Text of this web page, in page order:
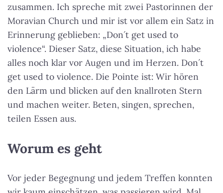
zusammen. Ich spreche mit zwei Pastorinnen der
Moravian Church und mir ist vor allem ein Satz in
Erinnerung geblieben: „Don´t get used to
violence“. Dieser Satz, diese Situation, ich habe
alles noch klar vor Augen und im Herzen. Don´t
get used to violence. Die Pointe ist: Wir hören
den Lärm und blicken auf den knallroten Stern
und machen weiter. Beten, singen, sprechen,
teilen Essen aus.
Worum es geht
Vor jeder Begegnung und jedem Treffen konnten